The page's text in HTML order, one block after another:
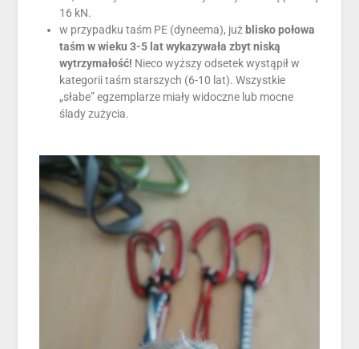
16 kN.
w przypadku taśm PE (dyneema), już blisko połowa
taśm w wieku 3-5 lat wykazywała zbyt niską
wytrzymałość! Nieco wyższy odsetek wystąpił w
kategorii taśm starszych (6-10 lat). Wszystkie
„słabe” egzemplarze miały widoczne lub mocne
ślady zużycia.